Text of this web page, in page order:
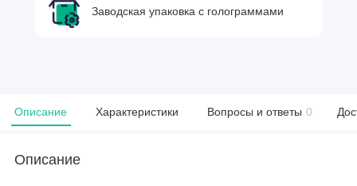
Заводская упаковка с голограммами
Описание Характеристики Вопросы и ответы 0
Описание